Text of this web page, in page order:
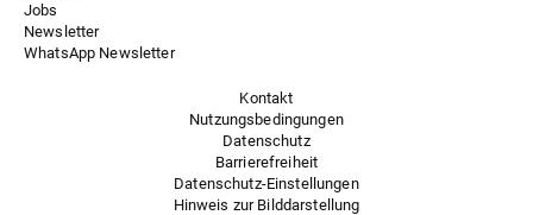
Jobs
Newsletter
WhatsApp Newsletter
Kontakt
Nutzungsbedingungen
Datenschutz
Barrierefreiheit
Datenschutz-Einstellungen
Hinweis zur Bilddarstellung